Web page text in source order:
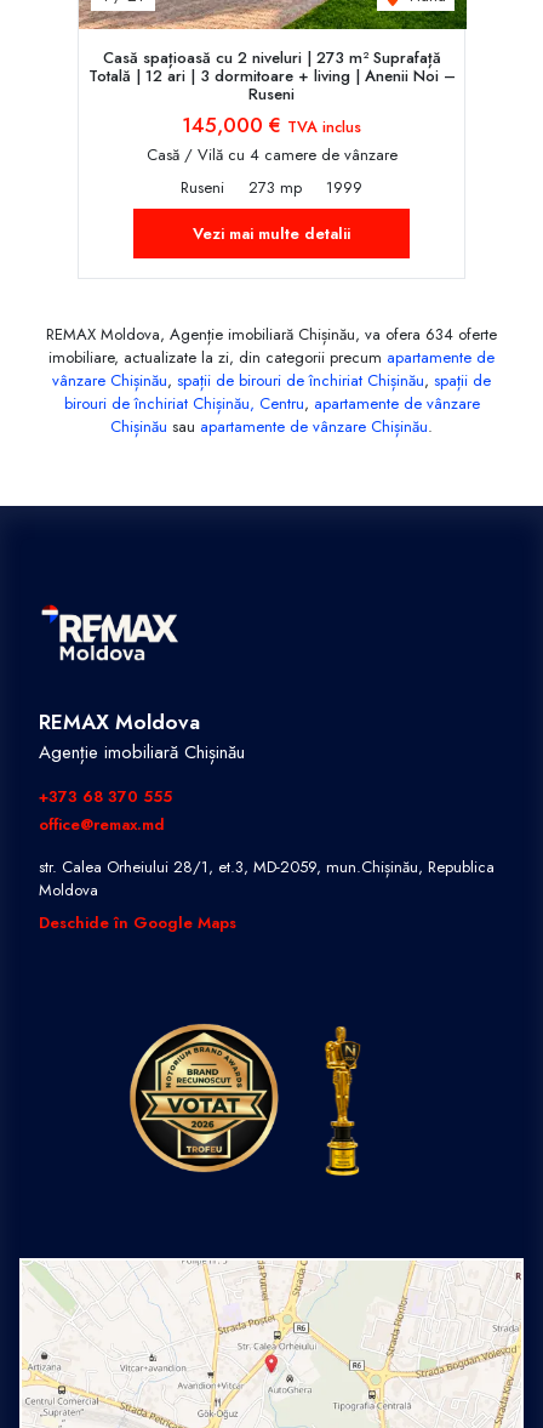
Casă spațioasă cu 2 niveluri | 273 m² Suprafață
Totală | 12 ari | 3 dormitoare + living | Anenii Noi –
Ruseni
145,000 € TVA inclus
Casă / Vilă cu 4 camere de vânzare
Ruseni
273 mp
1999
Vezi mai multe detalii
REMAX Moldova, Agenție imobiliară Chișinău, va ofera 634 oferte
imobiliare, actualizate la zi, din categorii precum apartamente de
vânzare Chișinău, spații de birouri de închiriat Chișinău, spații de
birouri de închiriat Chișinău, Centru, apartamente de vânzare
Chișinău sau apartamente de vânzare Chișinău.
REMAX Moldova
Agenție imobiliară Chișinău
+373 68 370 555
office@remax.md
str. Calea Orheiului 28/1, et.3, MD-2059, mun.Chișinău, Republica
Moldova
Deschide în Google Maps